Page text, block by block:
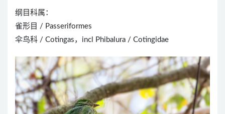
纲目科属：
雀形目 / Passeriformes
伞鸟科 / Cotingas，incl Phibalura / Cotingidae